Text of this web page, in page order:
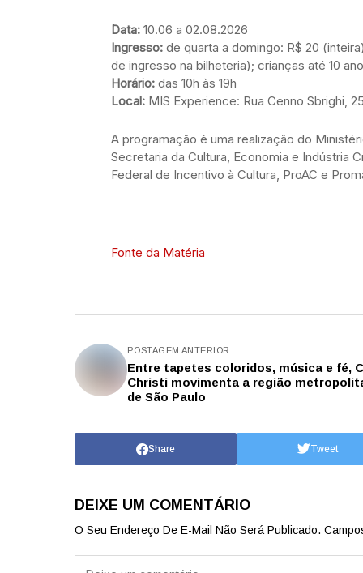
Data: 10.06 a 02.08.2026
Ingresso: de quarta a domingo: R$ 20
de ingresso na bilheteria); crianças até 10
Horário: das 10h às 19h
Local: MIS Experience: Rua Cenno Sbrighi,
A programação é uma realização do
Secretaria da Cultura, Economia e Indústria
Federal de Incentivo à Cultura, ProAC e
Fonte da Matéria
POSTAGEM ANTERIOR
Entre tapetes coloridos, música e fé,
Christi movimenta a região
de São Paulo
Share Tweet
DEIXE UM COMENTÁRIO
O Seu Endereço De E-Mail Não Será Publicado.